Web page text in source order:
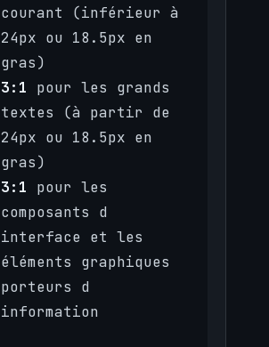
courant (inférieur à
24px ou 18.5px en
gras)
3:1 pour les grands
textes (à partir de
24px ou 18.5px en
gras)
3:1 pour les
composants d
interface et les
éléments graphiques
porteurs d
information